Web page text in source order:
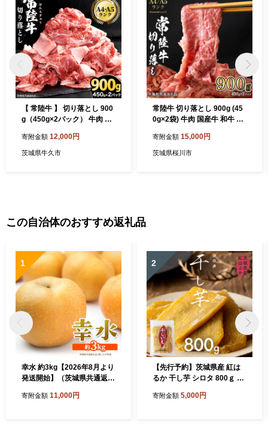
【 常陸牛 】 切り落とし 900
g（450g×2パック） 牛肉 国
小分け お肉 A4 A5 ブランド
牛 黒毛和牛 和牛 国産黒毛和
寄附金額 12,000円
茨城県牛久市
常陸牛 切り落とし 900g (45
0g×2袋) 牛肉 国産牛 和牛 切
ク ブランド牛 切り落し すき
焼き 小分け 冷凍 （茨城県共
寄附金額 15,000円
茨城県桜川市
この自治体のおすすめ返礼品
1
幸水 約3kg【2026年8月より
発送開始】（茨城県共通返礼
ギフト 贈り物 プレゼント フ
寄附金額 11,000円
2
【先行予約】茨城県産 紅は
るか 干し芋 シロタ 800ｇ 干
さつまいも さつま芋 茨城 べ
寄附金額 5,000円